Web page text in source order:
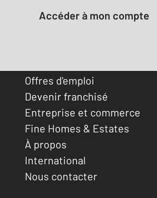
Accéder à mon compte
Offres d'emploi
Devenir franchisé
Entreprise et commerce
Fine Homes & Estates
À propos
International
Nous contacter